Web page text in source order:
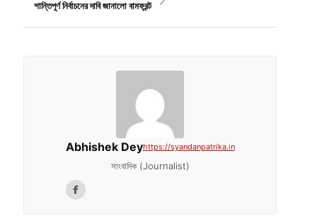
শান্তিপূর্ণ নির্বাচনের দাবি জানালো বামফ্রন্ট
Abhishek Deyhttps://syandanpatrika.in
সাংবাদিক (Journalist)